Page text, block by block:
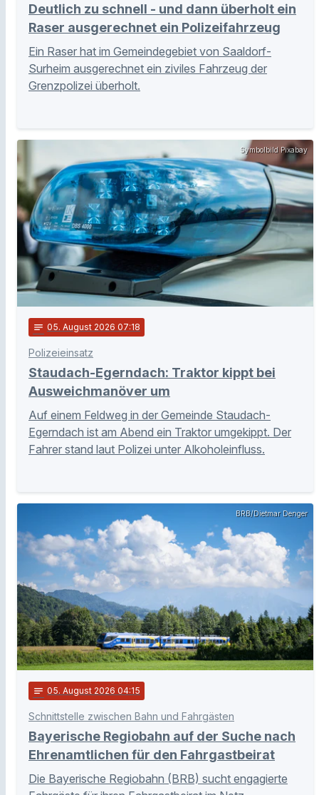
Deutlich zu schnell - und dann überholt ein
Raser ausgerechnet ein Polizeifahrzeug
Ein Raser hat im Gemeindegebiet von Saaldorf-
Surheim ausgerechnet ein ziviles Fahrzeug der
Grenzpolizei überholt.
Symbolbild Pixabay
notes 05. August 2026 07:18
Polizeieinsatz
Staudach-Egerndach: Traktor kippt bei
Ausweichmanöver um
Auf einem Feldweg in der Gemeinde Staudach-
Egerndach ist am Abend ein Traktor umgekippt. Der
Fahrer stand laut Polizei unter Alkoholeinfluss.
BRB/Dietmar Denger
notes 05. August 2026 04:15
Schnittstelle zwischen Bahn und Fahrgästen
Bayerische Regiobahn auf der Suche nach
Ehrenamtlichen für den Fahrgastbeirat
Die Bayerische Regiobahn (BRB) sucht engagierte